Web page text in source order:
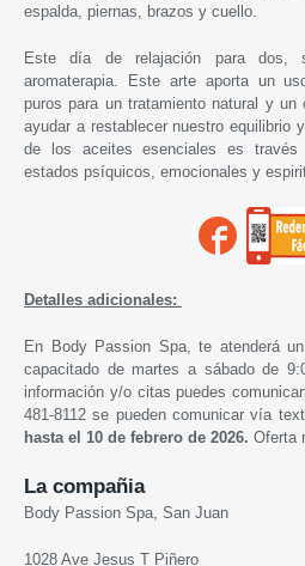
espalda, piernas, brazos y cuello.
Este día de relajación para dos,
aromaterapia. Este arte aporta un
puros para un tratamiento natural y un
ayudar a restablecer nuestro equilibrio
de los aceites esenciales es través
estados psíquicos, emocionales y
Detalles adicionales:
En Body Passion Spa, te atenderá
capacitado de martes a sábado de
información y/o citas puedes
481-8112 se pueden comunicar vía
hasta el 10 de febrero de 2026. Oferta
La compañia
Body Passion Spa, San Juan
1028 Ave Jesus T Piñero